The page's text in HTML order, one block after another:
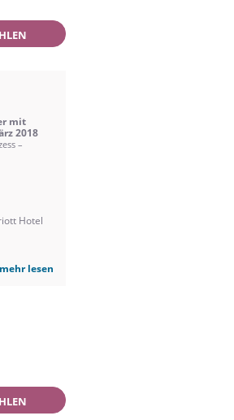
mit
2018
–
Hotel
mehr lesen